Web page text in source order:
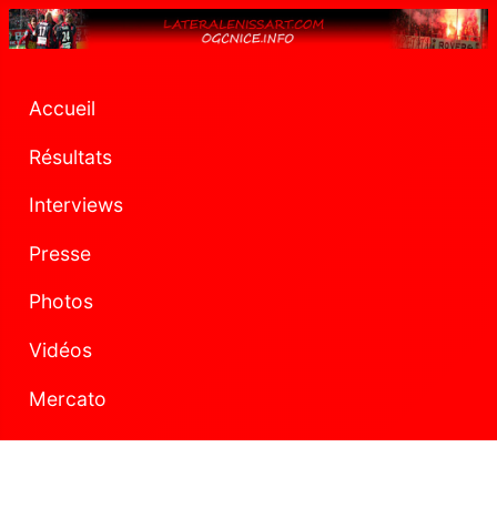
Accueil
Résultats
Interviews
Presse
Photos
Vidéos
Mercato